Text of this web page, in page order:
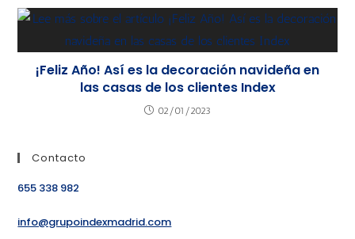
¡Feliz Año! Así es la decoración navideña en
las casas de los clientes Index
02/01/2023
Contacto
655 338 982
info@grupoindexmadrid.com